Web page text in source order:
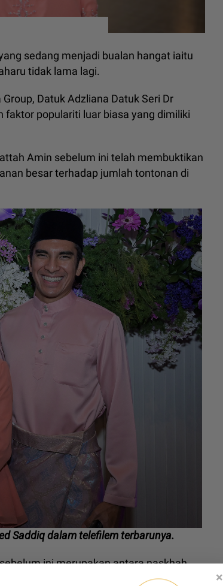
sedang menjadi bualan hangat iaitu
tidak lama lagi.
Datuk Adzliana Datuk Seri Dr
populariti luar biasa yang dimiliki
Amin sebelum ini telah membuktikan
besar terhadap jumlah tontonan di
Saddiq dalam telefilem terbarunya.
ini merupakan antara naskhah
×